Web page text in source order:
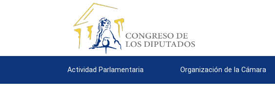
Actividad Parlamentaria Organización de la Cámara